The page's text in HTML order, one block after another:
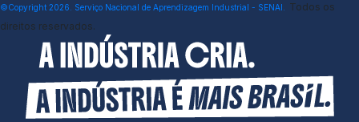
©Copyright 2026. Serviço Nacional de Aprendizagem Industrial - SENAI.
Todos os
direitos reservados.